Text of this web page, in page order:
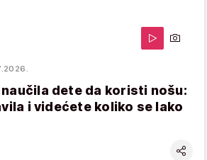
naučila dete da koristi nošu:
i videćete koliko se lako